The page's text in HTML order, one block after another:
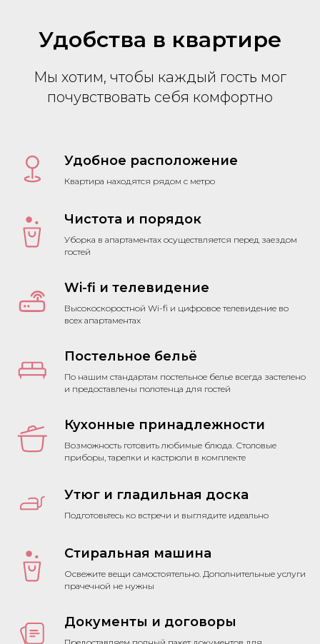
Удобства в квартире
Мы хотим, чтобы каждый гость мог
почувствовать себя комфортно
Удобное расположение
Квартира находятся рядом с метро
Чистота и порядок
Уборка в апартаментах осуществляется перед заездом
гостей
Wi-fi и телевидение
Высокоскоростной Wi-fi и цифровое телевидение во
всех апартаментах
Постельное бельё
По нашим стандартам постельное белье всегда застелено
и предоставлены полотенца для гостей
Кухонные принадлежности
Возможность готовить любимые блюда. Столовые
приборы, тарелки и кастрюли в комплекте
Утюг и гладильная доска
Подготовьтесь ко встречи и выглядите идеально
Стиральная машина
Освежите вещи самостоятельно. Дополнительные услуги
прачечной не нужны
Документы и договоры